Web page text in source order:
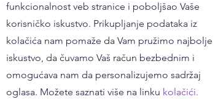
Osam najvećih pljački zlata u istoriji
26.05.2025
funkcionalnost veb stranice i poboljšao Vaše
korisničko iskustvo. Prikupljanje podataka iz
kolačića nam pomaže da Vam pružimo najbolje
iskustvo, da čuvamo Vaš račun bezbednim i
omogućava nam da personalizujemo sadržaj
oglasa. Možete saznati više na linku kolačići.